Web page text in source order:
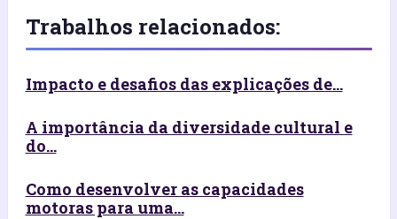
Trabalhos relacionados:
Impacto e desafios das explicações de...
A importância da diversidade cultural e
do...
Como desenvolver as capacidades
motoras para uma...